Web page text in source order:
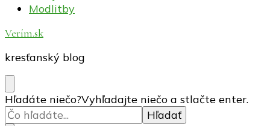
Modlitby
Verím.sk
kresťanský blog
Hľadáte niečo?Vyhľadajte niečo a stlačte enter.